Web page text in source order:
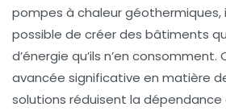
pompes à chaleur
possible de créer des bâtiments
d’énergie qu’ils n’en
avancée significative en matière
solutions réduisent la dépendance